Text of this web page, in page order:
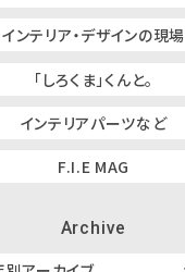
インテリア・デザインの現場
「しろくま」くんと。
インテリアパーツなど
F.I.E MAG
Archive